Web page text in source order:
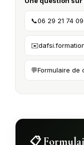
📋
🗺️ PAYS DE LA
Lun. 24 → Ven. 28
Nantes
Lun. 14 → Ven. 18
📞06 29 21 74 09
✉️
💬Formulaire de